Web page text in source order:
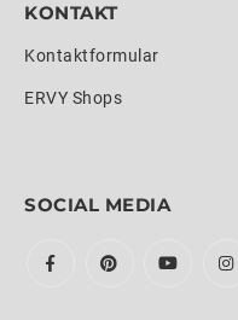
KONTAKT
Kontaktformular
ERVY Shops
SOCIAL MEDIA